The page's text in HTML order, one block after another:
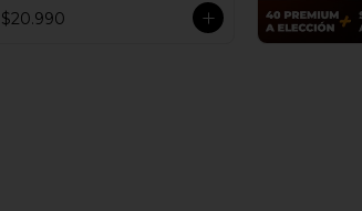
(Promoción no incluye - Roll
$20.990